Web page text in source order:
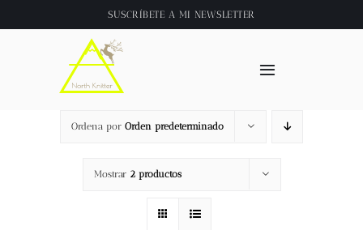
al
SUSCRÍBETE A MI NEWSLETTER
Toggle
Inicio
About
Tienda
Ordena por Orden predeterminado
Mostrar 2 productos